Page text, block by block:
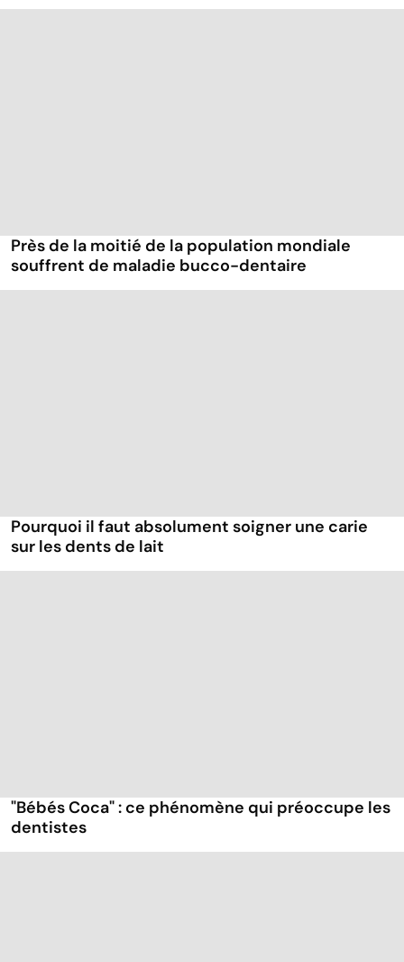
Près de la moitié de la population mondiale
souffrent de maladie bucco-dentaire
Pourquoi il faut absolument soigner une carie
sur les dents de lait
"Bébés Coca" : ce phénomène qui préoccupe les
dentistes